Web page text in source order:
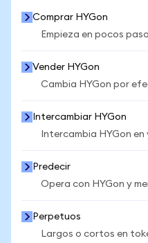
Comprar HYGon
Empieza en pocos
Vender HYGon
Cambia HYGon por
Intercambiar HYGon
Intercambia HYGon
Predecir
Opera con HYGon y
Perpetuos
Largos o cortos en